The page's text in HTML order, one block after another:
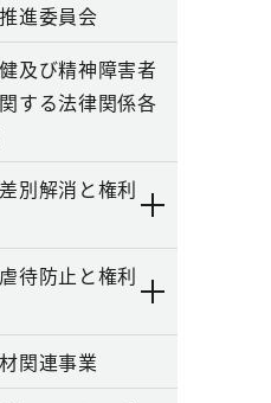
進委員会
及び精神障害者
する法律関係各
別解消と権利
待防止と権利
関連事業